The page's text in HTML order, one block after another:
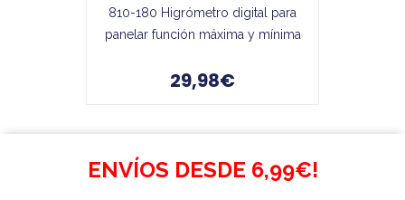
810-180 Higrómetro digital para
panelar función máxima y mínima
29,98€
ENVÍOS DESDE 6,99€!